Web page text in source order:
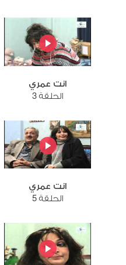
انت عمري
الحلقة 3
انت عمري
الحلقة 5